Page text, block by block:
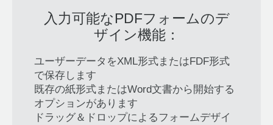
入力可能なPDFフォームのデ
ザイン機能：
ユーザーデータをXML形式またはFDF形式
で保存します
既存の紙形式またはWord文書から開始する
オプションがあります
ドラッグ＆ドロップによるフォームデザイ